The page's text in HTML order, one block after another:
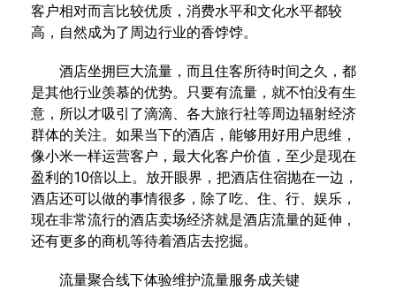
客户相对而言比较优质，消费水平和文化水平都较
高，自然成为了周边行业的香饽饽。
酒店坐拥巨大流量，而且住客所待时间之久，都
是其他行业羡慕的优势。只要有流量，就不怕没有生
意，所以才吸引了滴滴、各大旅行社等周边辐射经济
群体的关注。如果当下的酒店，能够用好用户思维，
像小米一样运营客户，最大化客户价值，至少是现在
盈利的10倍以上。放开眼界，把酒店住宿抛在一边，
酒店还可以做的事情很多，除了吃、住、行、娱乐，
现在非常流行的酒店卖场经济就是酒店流量的延伸，
还有更多的商机等待着酒店去挖掘。
流量聚合线下体验维护流量服务成关键